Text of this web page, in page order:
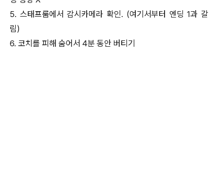
5. 스태프룸에서 감시카메라 확인. (여기서부터 엔딩 1과 갈
림)
6. 코치를 피해 숨어서 4분 동안 버티기